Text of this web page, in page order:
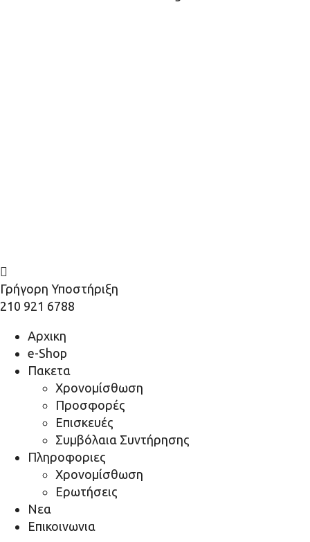
Γρήγορη Υποστήριξη
210 921 6788
Αρχικη
e-Shop
Πακετα
Χρονομίσθωση
Προσφορές
Επισκευές
Συμβόλαια Συντήρησης
Πληροφοριες
Χρονομίσθωση
Ερωτήσεις
Νεα
Επικοινωνια